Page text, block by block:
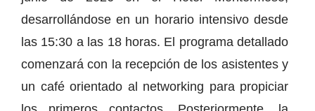
desarrollándose en un horario intensivo desde
las 15:30 a las 18 horas. El programa detallado
comenzará con la recepción de los asistentes y
un café orientado al networking para propiciar